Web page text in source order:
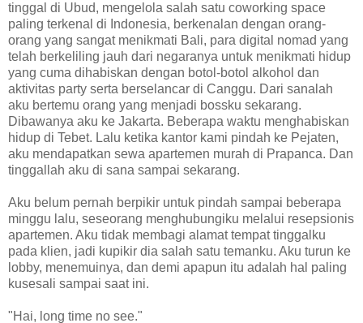
tinggal di Ubud, mengelola salah satu coworking space
paling terkenal di Indonesia, berkenalan dengan orang-
orang yang sangat menikmati Bali, para digital nomad yang
telah berkeliling jauh dari negaranya untuk menikmati hidup
yang cuma dihabiskan dengan botol-botol alkohol dan
aktivitas party serta berselancar di Canggu. Dari sanalah
aku bertemu orang yang menjadi bossku sekarang.
Dibawanya aku ke Jakarta. Beberapa waktu menghabiskan
hidup di Tebet. Lalu ketika kantor kami pindah ke Pejaten,
aku mendapatkan sewa apartemen murah di Prapanca. Dan
tinggallah aku di sana sampai sekarang.
Aku belum pernah berpikir untuk pindah sampai beberapa
minggu lalu, seseorang menghubungiku melalui resepsionis
apartemen. Aku tidak membagi alamat tempat tinggalku
pada klien, jadi kupikir dia salah satu temanku. Aku turun ke
lobby, menemuinya, dan demi apapun itu adalah hal paling
kusesali sampai saat ini.
"Hai, long time no see."